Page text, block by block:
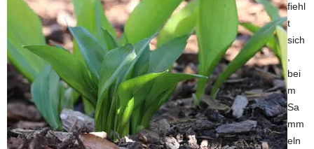
fiehl
t
sich
,
bei
m
Sa
mm
eln